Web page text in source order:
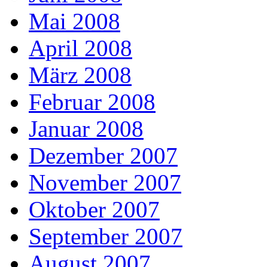
Mai 2008
April 2008
März 2008
Februar 2008
Januar 2008
Dezember 2007
November 2007
Oktober 2007
September 2007